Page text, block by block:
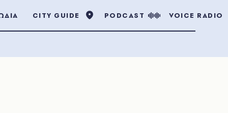
CITY GUIDE PODCAST VOICE RADIO